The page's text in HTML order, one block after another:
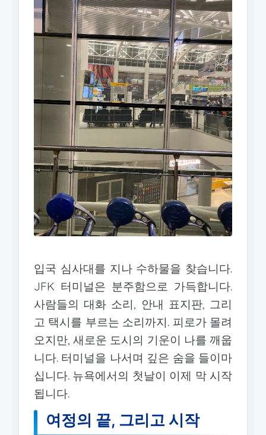
입국 심사대를 지나 수하물을 찾습니다.
JFK 터미널은 분주함으로 가득합니다.
사람들의 대화 소리, 안내 표지판, 그리
고 택시를 부르는 소리까지. 피로가 몰려
오지만, 새로운 도시의 기운이 나를 깨웁
니다. 터미널을 나서며 깊은 숨을 들이마
십니다. 뉴욕에서의 첫날이 이제 막 시작
됩니다.
여정의 끝, 그리고 시작